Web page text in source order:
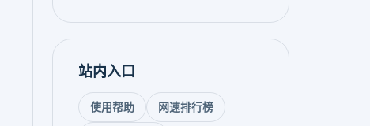
站内入口
使用帮助 网速排行榜